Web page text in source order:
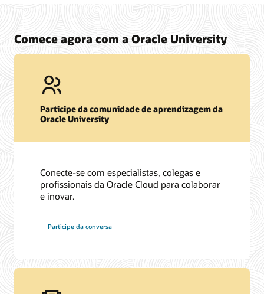
Comece agora com a Oracle University
Participe da comunidade de aprendizagem da
Oracle University
Conecte-se com especialistas, colegas e
profissionais da Oracle Cloud para colaborar
e inovar.
Participe da conversa